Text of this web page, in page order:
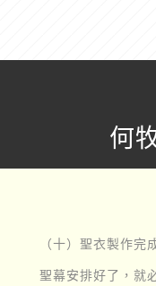
何
（十）聖衣製作完
聖幕安排好了，就